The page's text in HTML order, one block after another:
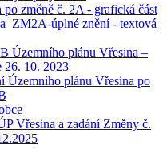
po změně č. 2A - grafická část
úplné znění - textová
Územního plánu Vřesina –
26. 10. 2023
Územního plánu Vřesina po
Vřesina a zadání Změny č.